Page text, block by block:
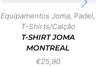
Equipamentos Joma,Padel,
T-Shirts/Calção
T-SHIRT JOMA
MONTREAL
€25,90